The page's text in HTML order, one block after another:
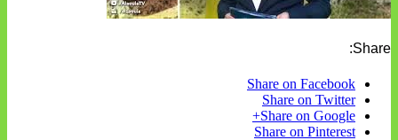
Share:
Share on Facebook
Share on Twitter
Share on Google+
Share on Pinterest